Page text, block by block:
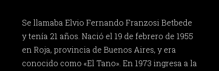
Se llamaba Elvio Fernando Franzosi Betbede
y tenía 21 años. Nació el 19 de febrero de 1955
en Roja, provincia de Buenos Aires, y era
conocido como «El Tano». En 1973 ingresa a la